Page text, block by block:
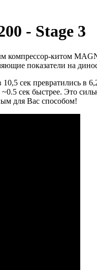
- Stage 3
китом
показатели на
10,5 сек
сек быстрее. Это
для Вас способом!